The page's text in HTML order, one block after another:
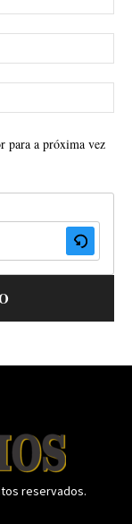
para a próxima vez
reservados.